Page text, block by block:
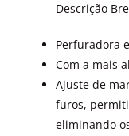
Descrição
Perfuradora
Com a mais
Ajuste de
furos,
eliminando